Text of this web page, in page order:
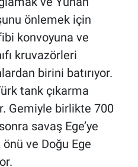
önlemek için
konvoyuna ve
kruvazörleri
birini batırıyor.
tank çıkarma
Gemiyle birlikte 700
savaş Ege’ye
önü ve Doğu Ege